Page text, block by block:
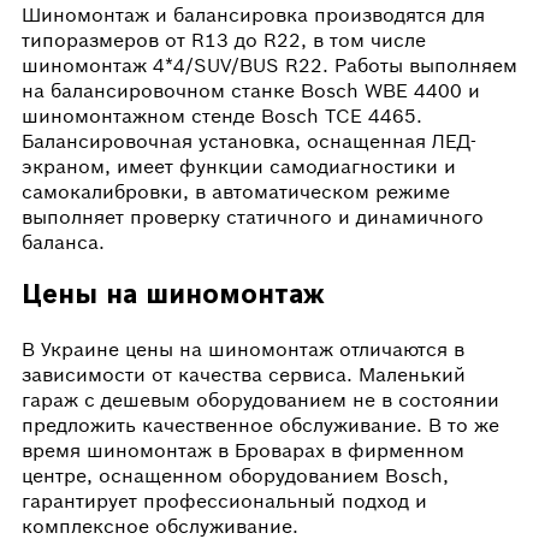
Шиномонтаж и балансировка производятся для
типоразмеров от R13 до R22, в том числе
шиномонтаж 4*4/SUV/BUS R22. Работы выполняем
на балансировочном станке Bosch WBE 4400 и
шиномонтажном стенде Bosch TCE 4465.
Балансировочная установка, оснащенная ЛЕД-
экраном, имеет функции самодиагностики и
самокалибровки, в автоматическом режиме
выполняет проверку статичного и динамичного
баланса.
Цены на шиномонтаж
В Украине цены на шиномонтаж отличаются в
зависимости от качества сервиса. Маленький
гараж с дешевым оборудованием не в состоянии
предложить качественное обслуживание. В то же
время шиномонтаж в Броварах в фирменном
центре, оснащенном оборудованием Bosch,
гарантирует профессиональный подход и
комплексное обслуживание.